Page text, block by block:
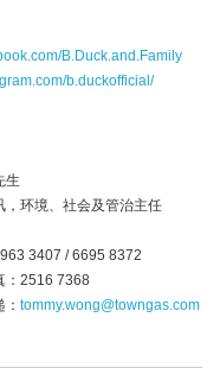
B.Duck.and.Family
b.duckofficial/
生
，环境、社会及管治主任
3407 / 6695 8372
：2516 7368
tommy.wong@towngas.com